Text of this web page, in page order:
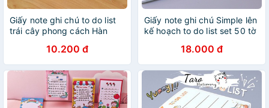
Giấy note ghi chú to do list
trái cây phong cách Hàn
10.200 đ
Giấy note ghi chú Simple lên
kế hoạch to do list set 50 tờ
18.000 đ